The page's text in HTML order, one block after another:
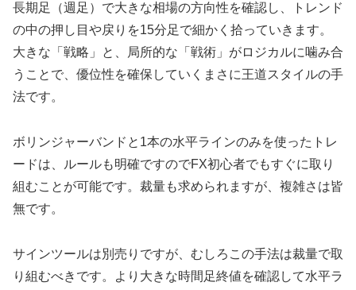
長期足（週足）で大きな相場の方向性を確認し、トレンド
の中の押し目や戻りを15分足で細かく拾っていきます。
大きな「戦略」と、局所的な「戦術」がロジカルに噛み合
うことで、優位性を確保していくまさに王道スタイルの手
法です。
ボリンジャーバンドと1本の水平ラインのみを使ったトレ
ードは、ルールも明確ですのでFX初心者でもすぐに取り
組むことが可能です。裁量も求められますが、複雑さは皆
無です。
サインツールは別売りですが、むしろこの手法は裁量で取
り組むべきです。より大きな時間足終値を確認して水平ラ